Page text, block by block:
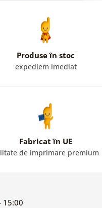
Produse în stoc
expediem imediat
Fabricat în UE
de imprimare premium
15:00